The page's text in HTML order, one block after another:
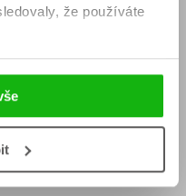
že používáte
Affiliate program
Kontakty Albatros Media